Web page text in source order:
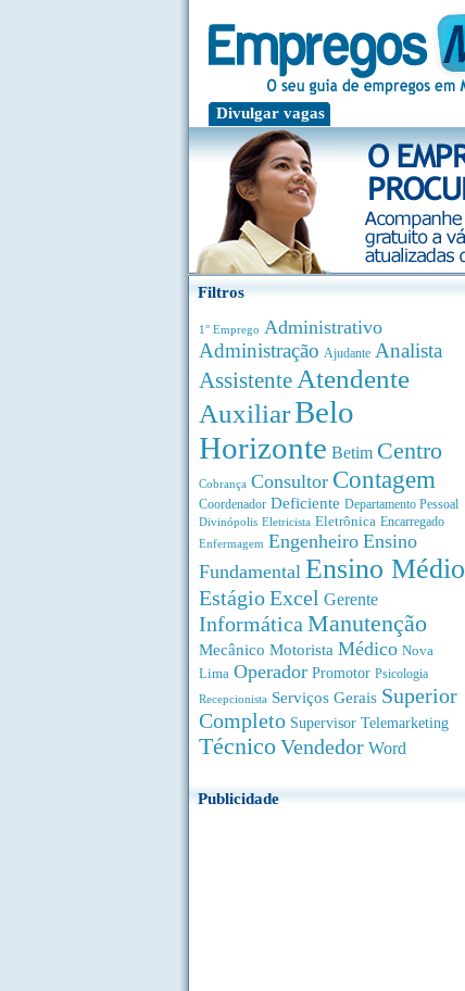
Divulgar vagas
Filtros
1° Emprego Administrativo
Administração Ajudante Analista
Assistente Atendente
AuxiliarBelo
Horizonte Betim Centro
Cobrança Consultor Contagem
Coordenador Deficiente Departamento Pessoal
Divinópolis Eletricista Eletrônica Encarregado
Enfermagem Engenheiro Ensino
Fundamental Ensino Médio
EstágioExcel Gerente
Informática Manutenção
Mecânico Motorista Médico Nova
Lima Operador Promotor Psicologia
Recepcionista Serviços Gerais Superior
Completo Supervisor Telemarketing
TécnicoVendedor Word
Publicidade